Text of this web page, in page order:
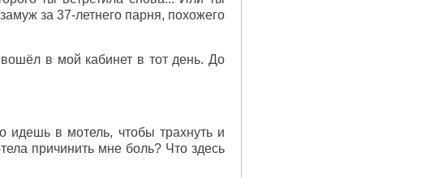
за 37-летнего парня, похожего
в мой кабинет в тот день. До
идешь в мотель, чтобы трахнуть и
причинить мне боль? Что здесь